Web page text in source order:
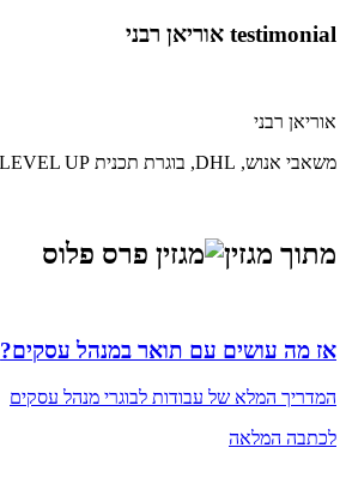
testimonial אוריאן רבני
אוריאן רבני
משאבי אנוש, DHL, בוגרת תכנית LEVEL UP
מתוך מגזין
אז מה עושים עם תואר במנהל עסקים?
המדריך המלא של עבודות לבוגרי מנהל עסקים
לכתבה המלאה